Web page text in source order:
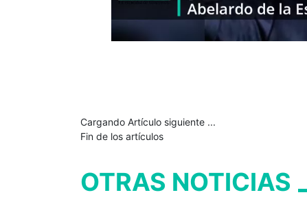
Cargando Artículo siguiente ...
Fin de los artículos
OTRAS NOTICIAS